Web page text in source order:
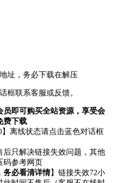
址，务必下载在解压
框联系客服或反馈。
员即可购买全站资源，享受会
费下载
】离线状态请点击蓝色对话框
后只解决链接失效问题，其他
码参考网页
务必看清详情】链接失效72小